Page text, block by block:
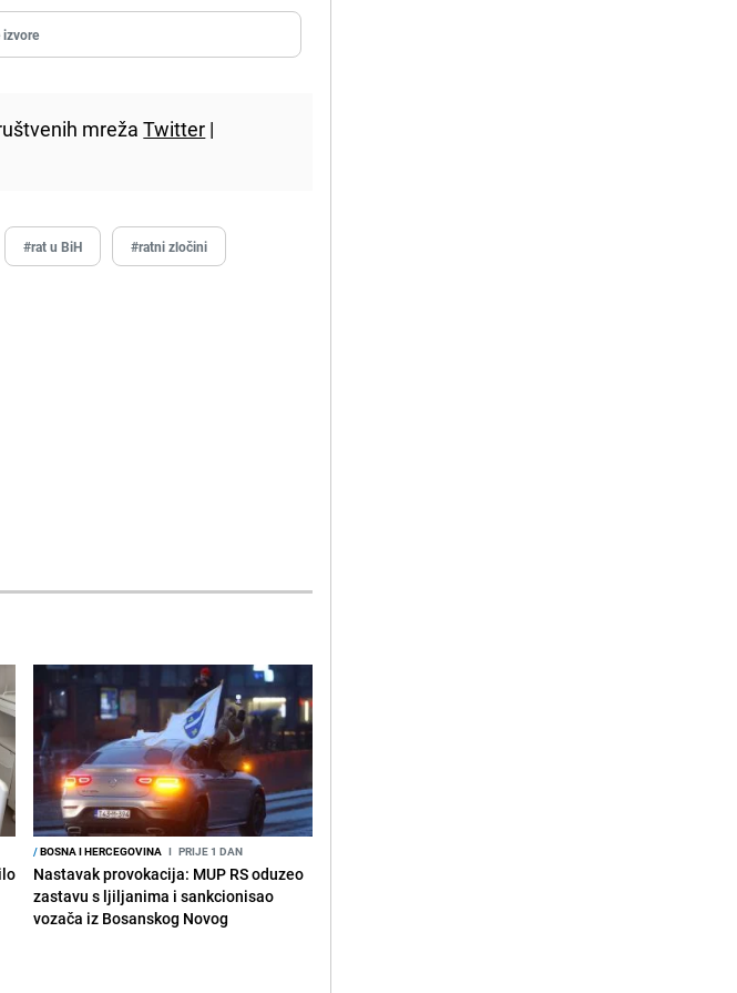
izvore
mrežaTwitter |
#rat u BiH #ratni zločini
/BOSNA I HERCEGOVINA I PRIJE 1 DAN
Nastavak provokacija: MUP RS oduzeo
zastavu s ljiljanima i sankcionisao
vozača iz Bosanskog Novog